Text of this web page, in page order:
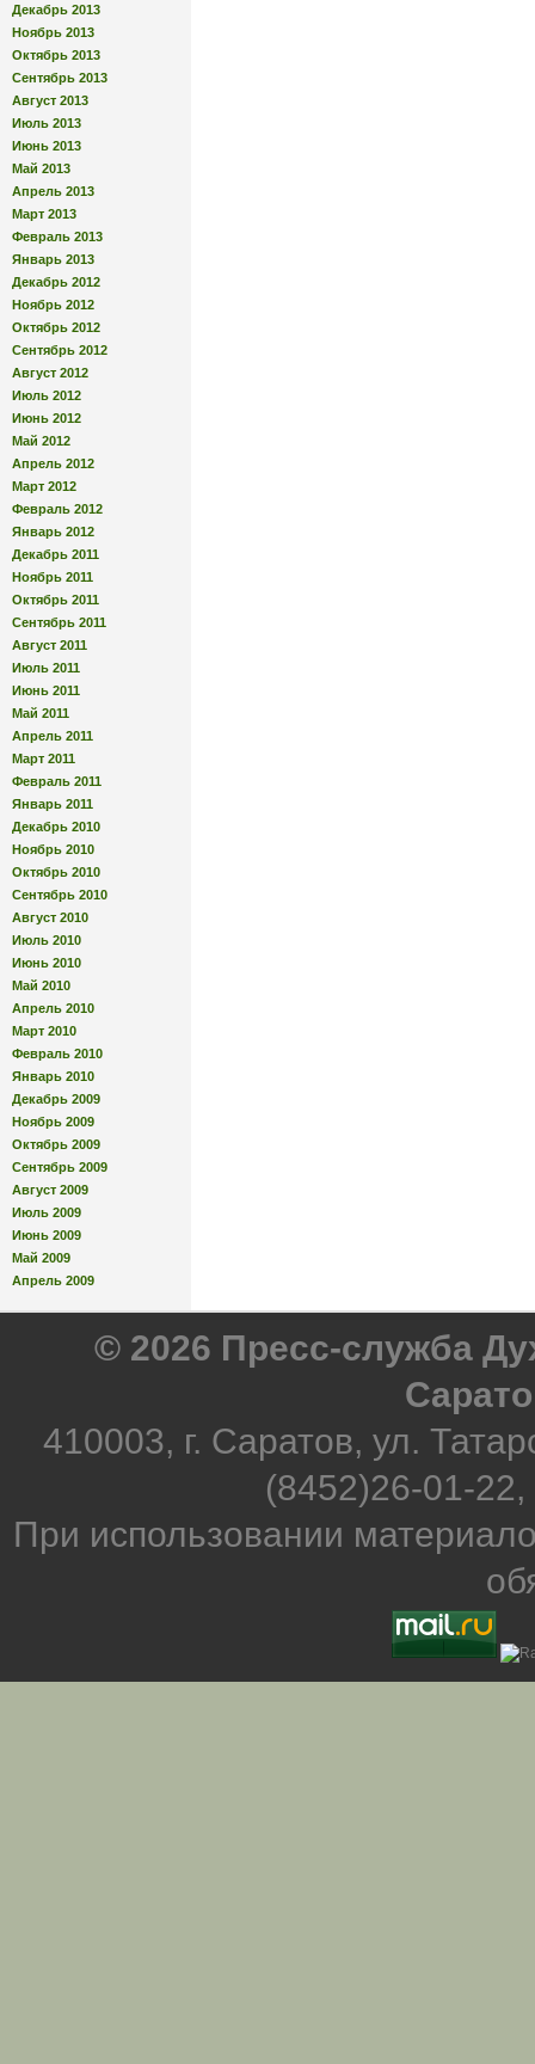
Декабрь 2013
Ноябрь 2013
Октябрь 2013
Сентябрь 2013
Август 2013
Июль 2013
Июнь 2013
Май 2013
Апрель 2013
Март 2013
Февраль 2013
Январь 2013
Декабрь 2012
Ноябрь 2012
Октябрь 2012
Сентябрь 2012
Август 2012
Июль 2012
Июнь 2012
Май 2012
Апрель 2012
Март 2012
Февраль 2012
Январь 2012
Декабрь 2011
Ноябрь 2011
Октябрь 2011
Сентябрь 2011
Август 2011
Июль 2011
Июнь 2011
Май 2011
Апрель 2011
Март 2011
Февраль 2011
Январь 2011
Декабрь 2010
Ноябрь 2010
Октябрь 2010
Сентябрь 2010
Август 2010
Июль 2010
Июнь 2010
Май 2010
Апрель 2010
Март 2010
Февраль 2010
Январь 2010
Декабрь 2009
Ноябрь 2009
Октябрь 2009
Сентябрь 2009
Август 2009
Июль 2009
Июнь 2009
Май 2009
Апрель 2009
© 2026 Пресс-служба
410003, г. Саратов, ул.
(8452)26-01-
При использовании